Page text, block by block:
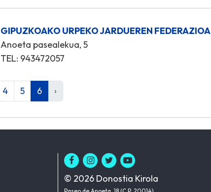
GIPUZKOAKO URPEKO JARDUEREN FEDERAZIOA
Anoeta pasealekua, 5
TEL: 943472057
4 5 6 ›
© 2026 Donostia Kirola